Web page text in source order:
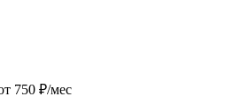
750 ₽/мес